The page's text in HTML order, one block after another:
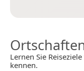
Lernen Sie
kennen.